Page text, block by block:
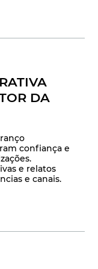
DA
confiança e
e relatos
e canais.